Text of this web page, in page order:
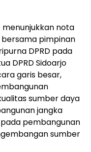
menunjukkan nota
bersama pimpinan
DPRD pada
DPRD Sidoarjo
garis besar,
sumber daya
jangka
pembangunan
sumber